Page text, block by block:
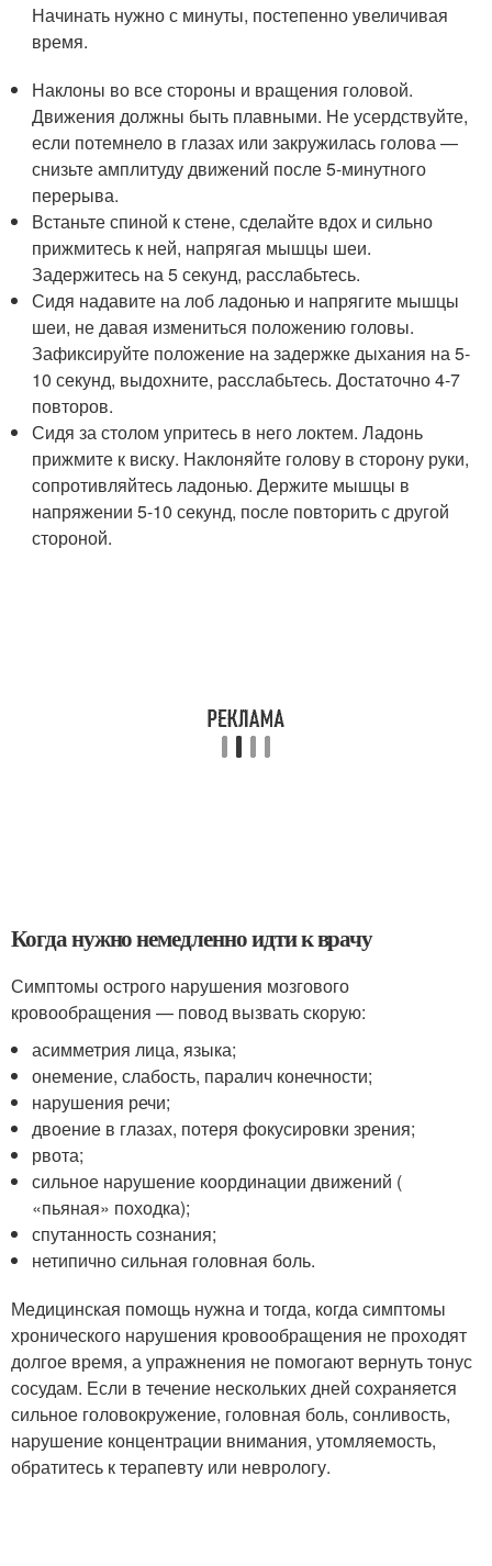
Начинать нужно с минуты, постепенно увеличивая
время.
Наклоны во все стороны и вращения головой.
Движения должны быть плавными. Не усердствуйте,
если потемнело в глазах или закружилась голова —
снизьте амплитуду движений после 5-минутного
перерыва.
Встаньте спиной к стене, сделайте вдох и сильно
прижмитесь к ней, напрягая мышцы шеи.
Задержитесь на 5 секунд, расслабьтесь.
Сидя надавите на лоб ладонью и напрягите мышцы
шеи, не давая измениться положению головы.
Зафиксируйте положение на задержке дыхания на 5-
10 секунд, выдохните, расслабьтесь. Достаточно 4-7
повторов.
Сидя за столом упритесь в него локтем. Ладонь
прижмите к виску. Наклоняйте голову в сторону руки,
сопротивляйтесь ладонью. Держите мышцы в
напряжении 5-10 секунд, после повторить с другой
стороной.
Когда нужно немедленно идти к врачу
Симптомы острого нарушения мозгового
кровообращения — повод вызвать скорую:
асимметрия лица, языка;
онемение, слабость, паралич конечности;
нарушения речи;
двоение в глазах, потеря фокусировки зрения;
рвота;
сильное нарушение координации движений (
«пьяная» походка);
спутанность сознания;
нетипично сильная головная боль.
Медицинская помощь нужна и тогда, когда симптомы
хронического нарушения кровообращения не проходят
долгое время, а упражнения не помогают вернуть тонус
сосудам. Если в течение нескольких дней сохраняется
сильное головокружение, головная боль, сонливость,
нарушение концентрации внимания, утомляемость,
обратитесь к терапевту или неврологу.